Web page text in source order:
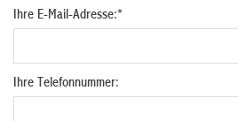
Ihre E-Mail-Adresse:*
Ihre Telefonnummer: